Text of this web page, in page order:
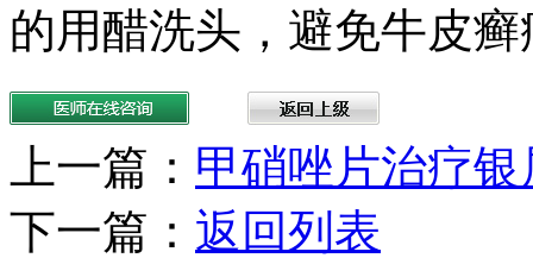
的用醋洗头，避免牛皮
上一篇： 甲硝唑片治疗
下一篇： 返回列表